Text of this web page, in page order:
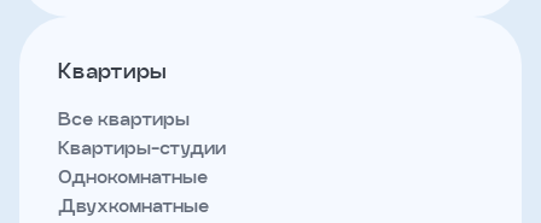
Квартиры
Все квартиры
Квартиры-студии
Однокомнатные
Двухкомнатные